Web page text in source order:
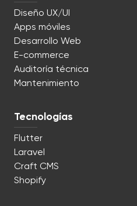
Diseño UX/UI
Apps móviles
Desarrollo Web
E-commerce
Auditoría técnica
Mantenimiento
Tecnologías
Flutter
Laravel
Craft CMS
Shopify